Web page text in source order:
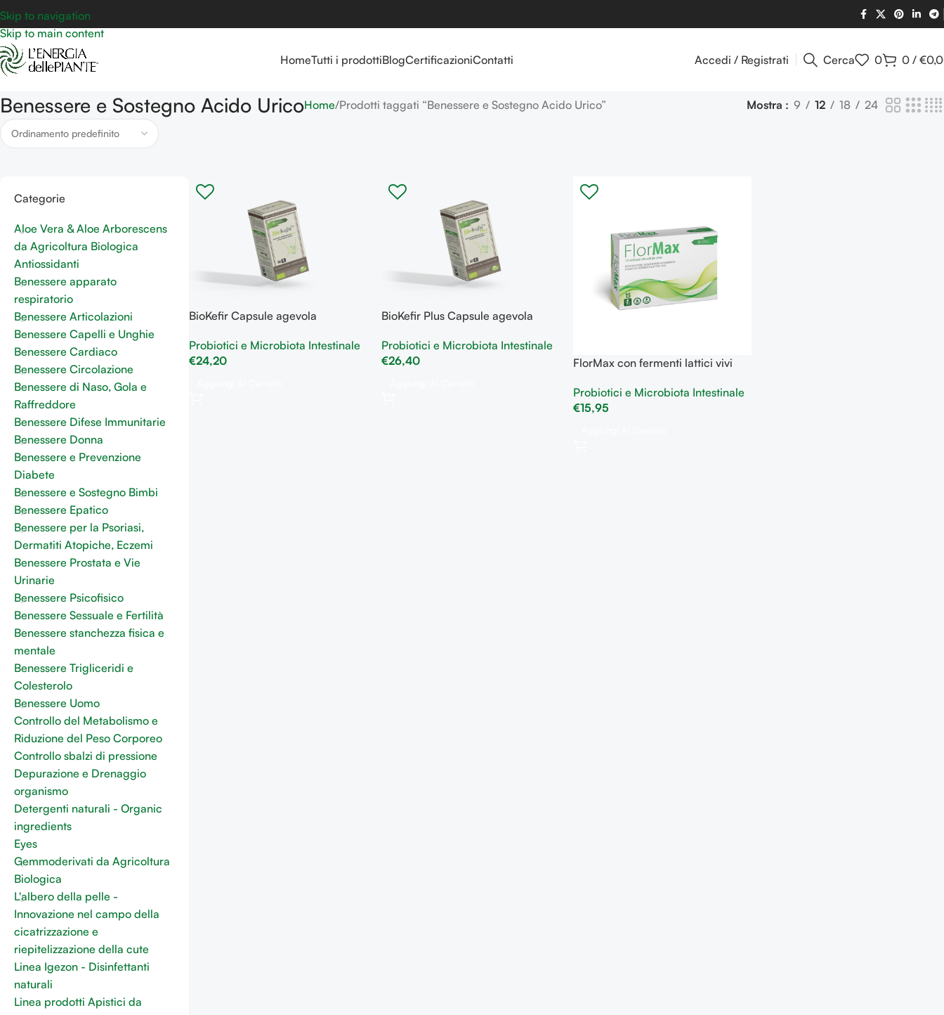
Skip to navigation
Skip to main content
HomeTutti i prodottiBlogCertificazioniContatti Accedi / Registrati Cerca 0 0 / €
Benessere e Sostegno Acido UricoHome Prodotti taggati “Benessere e Sostegno Acido Urico” Mostra 9 12 18 24
Categorie
Aloe Vera & Aloe Arborescens
da Agricoltura Biologica
Antiossidanti
Benessere apparato
respiratorio
Benessere Articolazioni
Benessere Capelli e Unghie
Benessere Cardiaco
Benessere Circolazione
Benessere di Naso, Gola e
Raffreddore
Benessere Difese Immunitarie
Benessere Donna
Benessere e Prevenzione
Diabete
Benessere e Sostegno Bimbi
Benessere Epatico
Benessere per la Psoriasi,
Dermatiti Atopiche, Eczemi
Benessere Prostata e Vie
Urinarie
Benessere Psicofisico
Benessere Sessuale e Fertilità
Benessere stanchezza fisica e
mentale
Benessere Trigliceridi e
Colesterolo
Benessere Uomo
Controllo del Metabolismo e
Riduzione del Peso Corporeo
Controllo sbalzi di pressione
Depurazione e Drenaggio
organismo
Detergenti naturali - Organic
ingredients
Eyes
Gemmoderivati da Agricoltura
Biologica
L'albero della pelle -
Innovazione nel campo della
cicatrizzazione e
riepitelizzazione della cute
Linea Igezon - Disinfettanti
naturali
Linea prodotti Apistici da
BioKefir Capsule agevola
Probiotici e Microbiota Intestinale
€24,20
BioKefir Plus Capsule agevola
Probiotici e Microbiota Intestinale
€26,40
FlorMax con fermenti lattici vivi
intestinale
Probiotici e Microbiota Intestinale
€15,95